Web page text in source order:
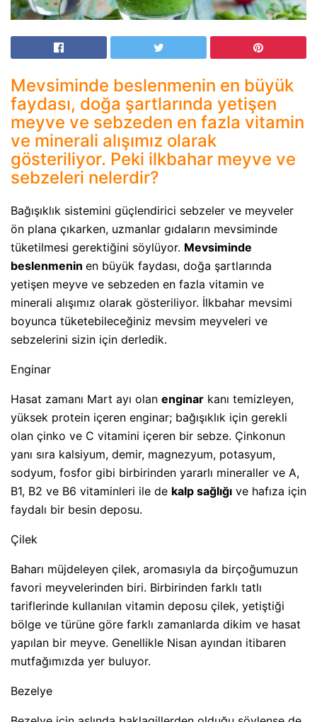
Mevsiminde beslenmenin en büyük
faydası, doğa şartlarında yetişen
meyve ve sebzeden en fazla vitamin
ve minerali alışımız olarak
gösteriliyor. Peki ilkbahar meyve ve
sebzeleri nelerdir?
Bağışıklık sistemini güçlendirici sebzeler ve meyveler
ön plana çıkarken, uzmanlar gıdaların mevsiminde
tüketilmesi gerektiğini söylüyor. Mevsiminde
beslenmenin en büyük faydası, doğa şartlarında
yetişen meyve ve sebzeden en fazla vitamin ve
minerali alışımız olarak gösteriliyor. İlkbahar mevsimi
boyunca tüketebileceğiniz mevsim meyveleri ve
sebzelerini sizin için derledik.
Enginar
Hasat zamanı Mart ayı olan enginar kanı temizleyen,
yüksek protein içeren enginar; bağışıklık için gerekli
olan çinko ve C vitamini içeren bir sebze. Çinkonun
yanı sıra kalsiyum, demir, magnezyum, potasyum,
sodyum, fosfor gibi birbirinden yararlı mineraller ve A,
B1, B2 ve B6 vitaminleri ile de kalp sağlığı ve hafıza için
faydalı bir besin deposu.
Çilek
Baharı müjdeleyen çilek, aromasıyla da birçoğumuzun
favori meyvelerinden biri. Birbirinden farklı tatlı
tariflerinde kullanılan vitamin deposu çilek, yetiştiği
bölge ve türüne göre farklı zamanlarda dikim ve hasat
yapılan bir meyve. Genellikle Nisan ayından itibaren
mutfağımızda yer buluyor.
Bezelye